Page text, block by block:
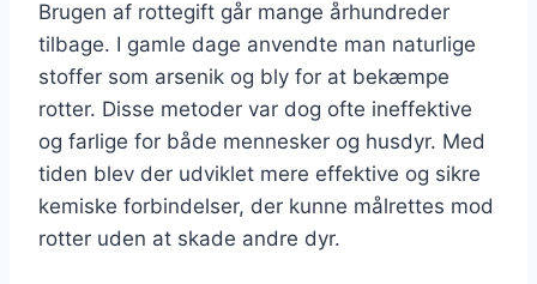
Brugen af rottegift går mange århundreder
tilbage. I gamle dage anvendte man naturlige
stoffer som arsenik og bly for at bekæmpe
rotter. Disse metoder var dog ofte ineffektive
og farlige for både mennesker og husdyr. Med
tiden blev der udviklet mere effektive og sikre
kemiske forbindelser, der kunne målrettes mod
rotter uden at skade andre dyr.